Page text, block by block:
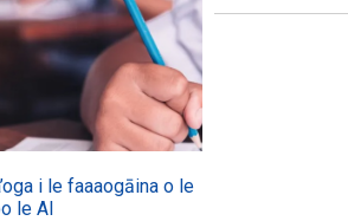
i le faaaogāina o le
le AI